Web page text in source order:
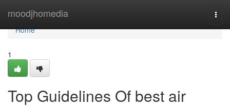
moodjhomedia
Home
Home
1
Top Guidelines Of best air